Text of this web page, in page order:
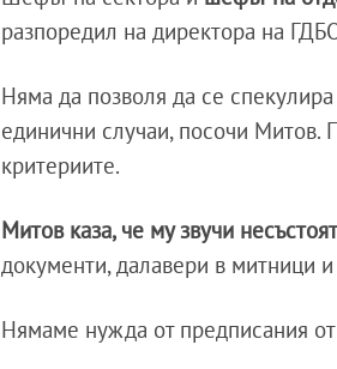
разпоредил на директора на
Няма да позволя да се
единични случаи, посочи Митов.
критериите.
Митов каза, че му звучи
документи, далавери в митници
Нямаме нужда от предписания